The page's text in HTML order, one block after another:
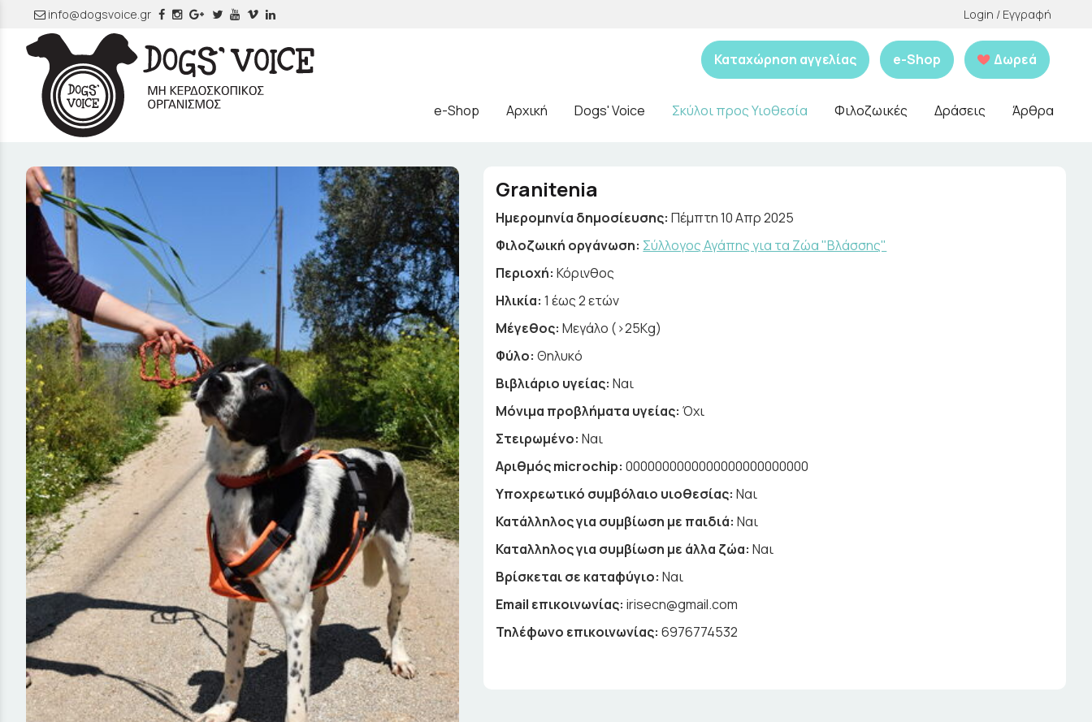
info@dogsvoice.gr Login / Εγγραφή
Καταχώρηση αγγελίας e-Shop Δωρεά
e-Shop Αρχική Dogs' Voice Σκύλοι προς Υιοθεσία Φιλοζωικές Δράσεις Άρθρα
Granitenia
Ημερομηνία δημοσίευσης: Πέμπτη 10 Απρ 2025
Φιλοζωική οργάνωση: Σύλλογος Αγάπης για τα Ζώα "Βλάσσης"
Περιοχή:Κόρινθος
Ηλικία:1 έως 2 ετών
Μέγεθος:Μεγάλο (>25Kg)
Φύλο:Θηλυκό
Βιβλιάριο υγείας: Ναι
Μόνιμα προβλήματα υγείας: Όχι
Στειρωμένο: Ναι
Αριθμός microchip: 0000000000000000000000000
Υποχρεωτικό συμβόλαιο υιοθεσίας: Ναι
Κατάλληλος για συμβίωση με παιδιά: Ναι
Καταλληλος για συμβίωση με άλλα ζώα: Ναι
Βρίσκεται σε καταφύγιο: Ναι
Email επικοινωνίας: irisecn@gmail.com
Τηλέφωνο επικοινωνίας: 6976774532